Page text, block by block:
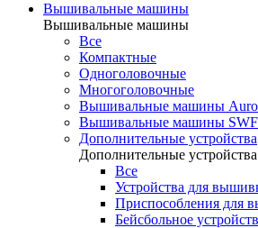
Вышивальные машины
Вышивальные машины
Все
Компактные
Одноголовочные
Многоголовочные
Вышивальные машины
Вышивальные машины SWF
Дополнительные устройства
Дополнительные устройства
Все
Устройства для
Приспособления для
Бейсбольное